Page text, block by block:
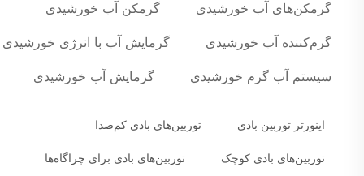
گرمکن‌های آب خورشیدی گرمکن آب خورشیدی
گرم‌کننده آب خورشیدی گرمایش آب با انرژی خورشیدی
سیستم آب گرم خورشیدی گرمایش آب خورشیدی
اینورتر توربین بادی توربین‌های بادی کم‌صدا
توربین‌های بادی کوچک توربین‌های بادی برای چراگاه‌ها